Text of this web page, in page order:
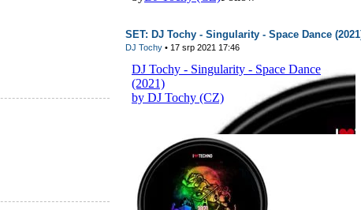
SET: DJ Tochy - Singularity - Space Dance
DJ Tochy • 17 srp 2021 17:46